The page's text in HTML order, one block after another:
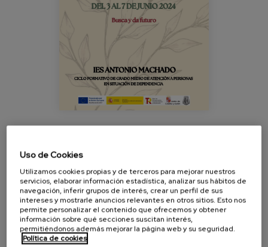
hitz egiteko jardunaldien lehen edizioa antolatu du.
Bost eguneko programa da, ekainaren 3tik 7ra
bitartekoa, eta ekintzailetzari buruz ikasteko eta
inklusioari buruz kontzientziatzeko jarduerak
egingo dira.
Uso de Cookies
Utilizamos cookies propias y de terceros para mejorar nuestros
servicios, elaborar información estadística, analizar sus hábitos de
navegación, inferir grupos de interés, crear un perfil de sus
intereses y mostrarle anuncios relevantes en otros sitios. Esto nos
permite personalizar el contenido que ofrecemos y obtener
información sobre qué secciones suscitan interés,
permitiéndonos además mejorar la página web y su seguridad.
Política de cookies